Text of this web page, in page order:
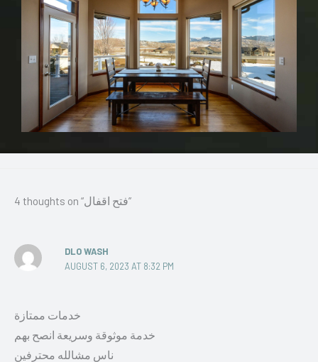
4 thoughts on “فتح اقفال”
DLO WASH
AUGUST 6, 2023 AT 8:32 PM
خدمات ممتازة
خدمة موثوقة وسريعة انصح بهم
ناس مشالله محترفين